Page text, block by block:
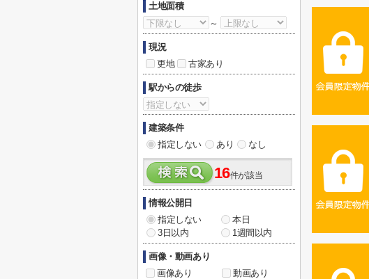
土地面積
～
現況
更地
古家あり
駅からの徒歩
建築条件
指定しない
あり なし
16件が該当
情報公開日
指定しない
本日
3日以内
1週間以内
画像・動画あり
画像あり
動画あり